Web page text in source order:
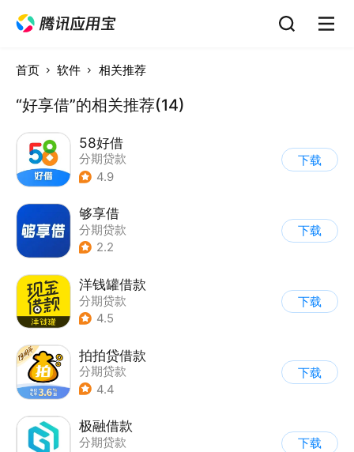
首页 软件 相关推荐
“好享借”的相关推荐(14)
58好借
分期贷款
4.9
下载
够享借
分期贷款
2.2
下载
洋钱罐借款
分期贷款
4.5
下载
拍拍贷借款
分期贷款
4.4
下载
极融借款
分期贷款
下载